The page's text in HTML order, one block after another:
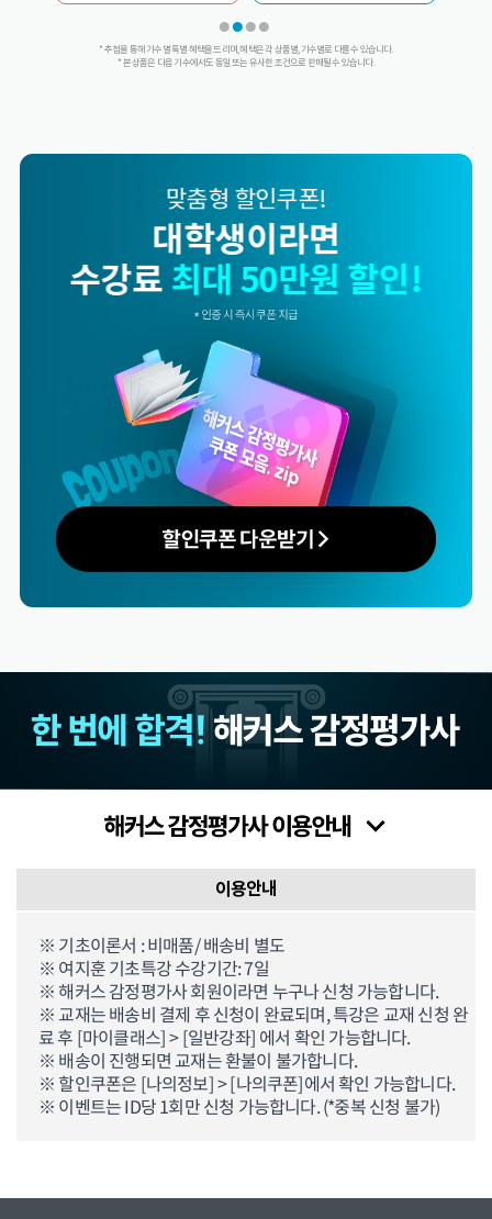
* 추첨을 통해 기수별 특별 혜택을 드리며, 혜택은 각 상품별, 기수별로 다를 수 있습니다.
* 본 상품은 다음 기수에서도 동일 또는 유사한 조건으로 판매될 수 있습니다.
맞춤형 할인쿠폰!
동반수강이라면
수강료 최대 50만원 할인!
이용안내
※ 기초이론서 : 비매품/ 배송비 별도
※ 여지훈 기초특강 수강기간: 7일
※ 해커스 감정평가사 회원이라면 누구나 신청 가능합니다.
※ 교재는 배송비 결제 후 신청이 완료되며, 특강은 교재 신청 완
료 후 [마이클래스] > [일반강좌] 에서 확인 가능합니다.
※ 배송이 진행되면 교재는 환불이 불가합니다.
※ 할인쿠폰은 [나의정보] > [나의쿠폰]에서 확인 가능합니다.
※ 이벤트는 ID당 1회만 신청 가능합니다. (*중복 신청 불가)